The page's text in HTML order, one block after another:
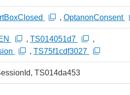
, OptanonConsent
, TS014051d7
,
, TS75f1cdf3027
TS014da453